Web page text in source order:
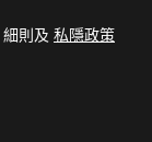
細則及 私隱政策